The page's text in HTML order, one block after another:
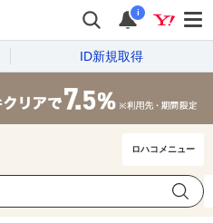
i
ID新規取得
ロハコメニュー